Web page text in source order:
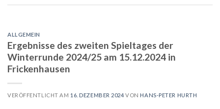
ALLGEMEIN
Ergebnisse des zweiten Spieltages der
Winterrunde 2024/25 am 15.12.2024 in
Frickenhausen
VERÖFFENTLICHT AM 16. DEZEMBER 2024 VON HANS-PETER HURTH